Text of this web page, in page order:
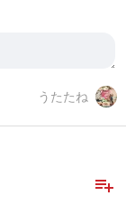
うたたね
playlist_add